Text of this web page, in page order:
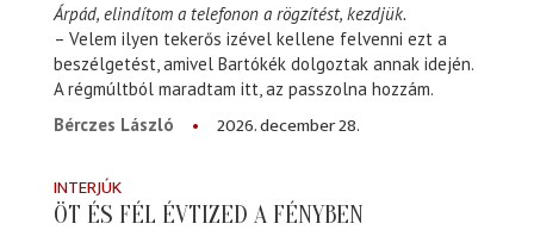
Árpád, elindítom a telefonon a rögzítést, kezdjük.
– Velem ilyen tekerős izével kellene felvenni ezt a
beszélgetést, amivel Bartókék dolgoztak annak idején.
A régmúltból maradtam itt, az passzolna hozzám.
Bérczes László
2026. december 28.
INTERJÚK
ÖT ÉS FÉL ÉVTIZED A FÉNYBEN